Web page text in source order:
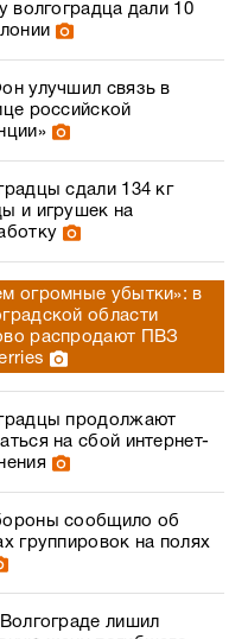
волгоградца дали 10
улучшил связь в
российской
сдали 134 кг
и игрушек на
огромные убытки»: в
области
распродают ПВЗ
продолжают
на сбой интернет-
сообщило об
группировок на полях
лишил